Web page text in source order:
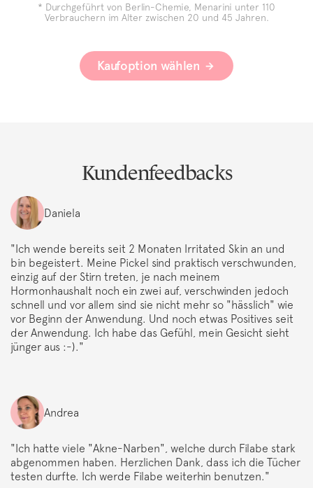
* Durchgeführt von Berlin-Chemie, Menarini unter 110
Verbrauchern im Alter zwischen 20 und 45 Jahren.
Kaufoption wählen
Kundenfeedbacks
Daniela
"Ich wende bereits seit 2 Monaten Irritated Skin an und
bin begeistert. Meine Pickel sind praktisch verschwunden,
einzig auf der Stirn treten, je nach meinem
Hormonhaushalt noch ein zwei auf, verschwinden jedoch
schnell und vor allem sind sie nicht mehr so "hässlich" wie
vor Beginn der Anwendung. Und noch etwas Positives seit
der Anwendung. Ich habe das Gefühl, mein Gesicht sieht
jünger aus :-)."
Andrea
"Ich hatte viele "Akne-Narben", welche durch Filabe stark
abgenommen haben. Herzlichen Dank, dass ich die Tücher
testen durfte. Ich werde Filabe weiterhin benutzen."